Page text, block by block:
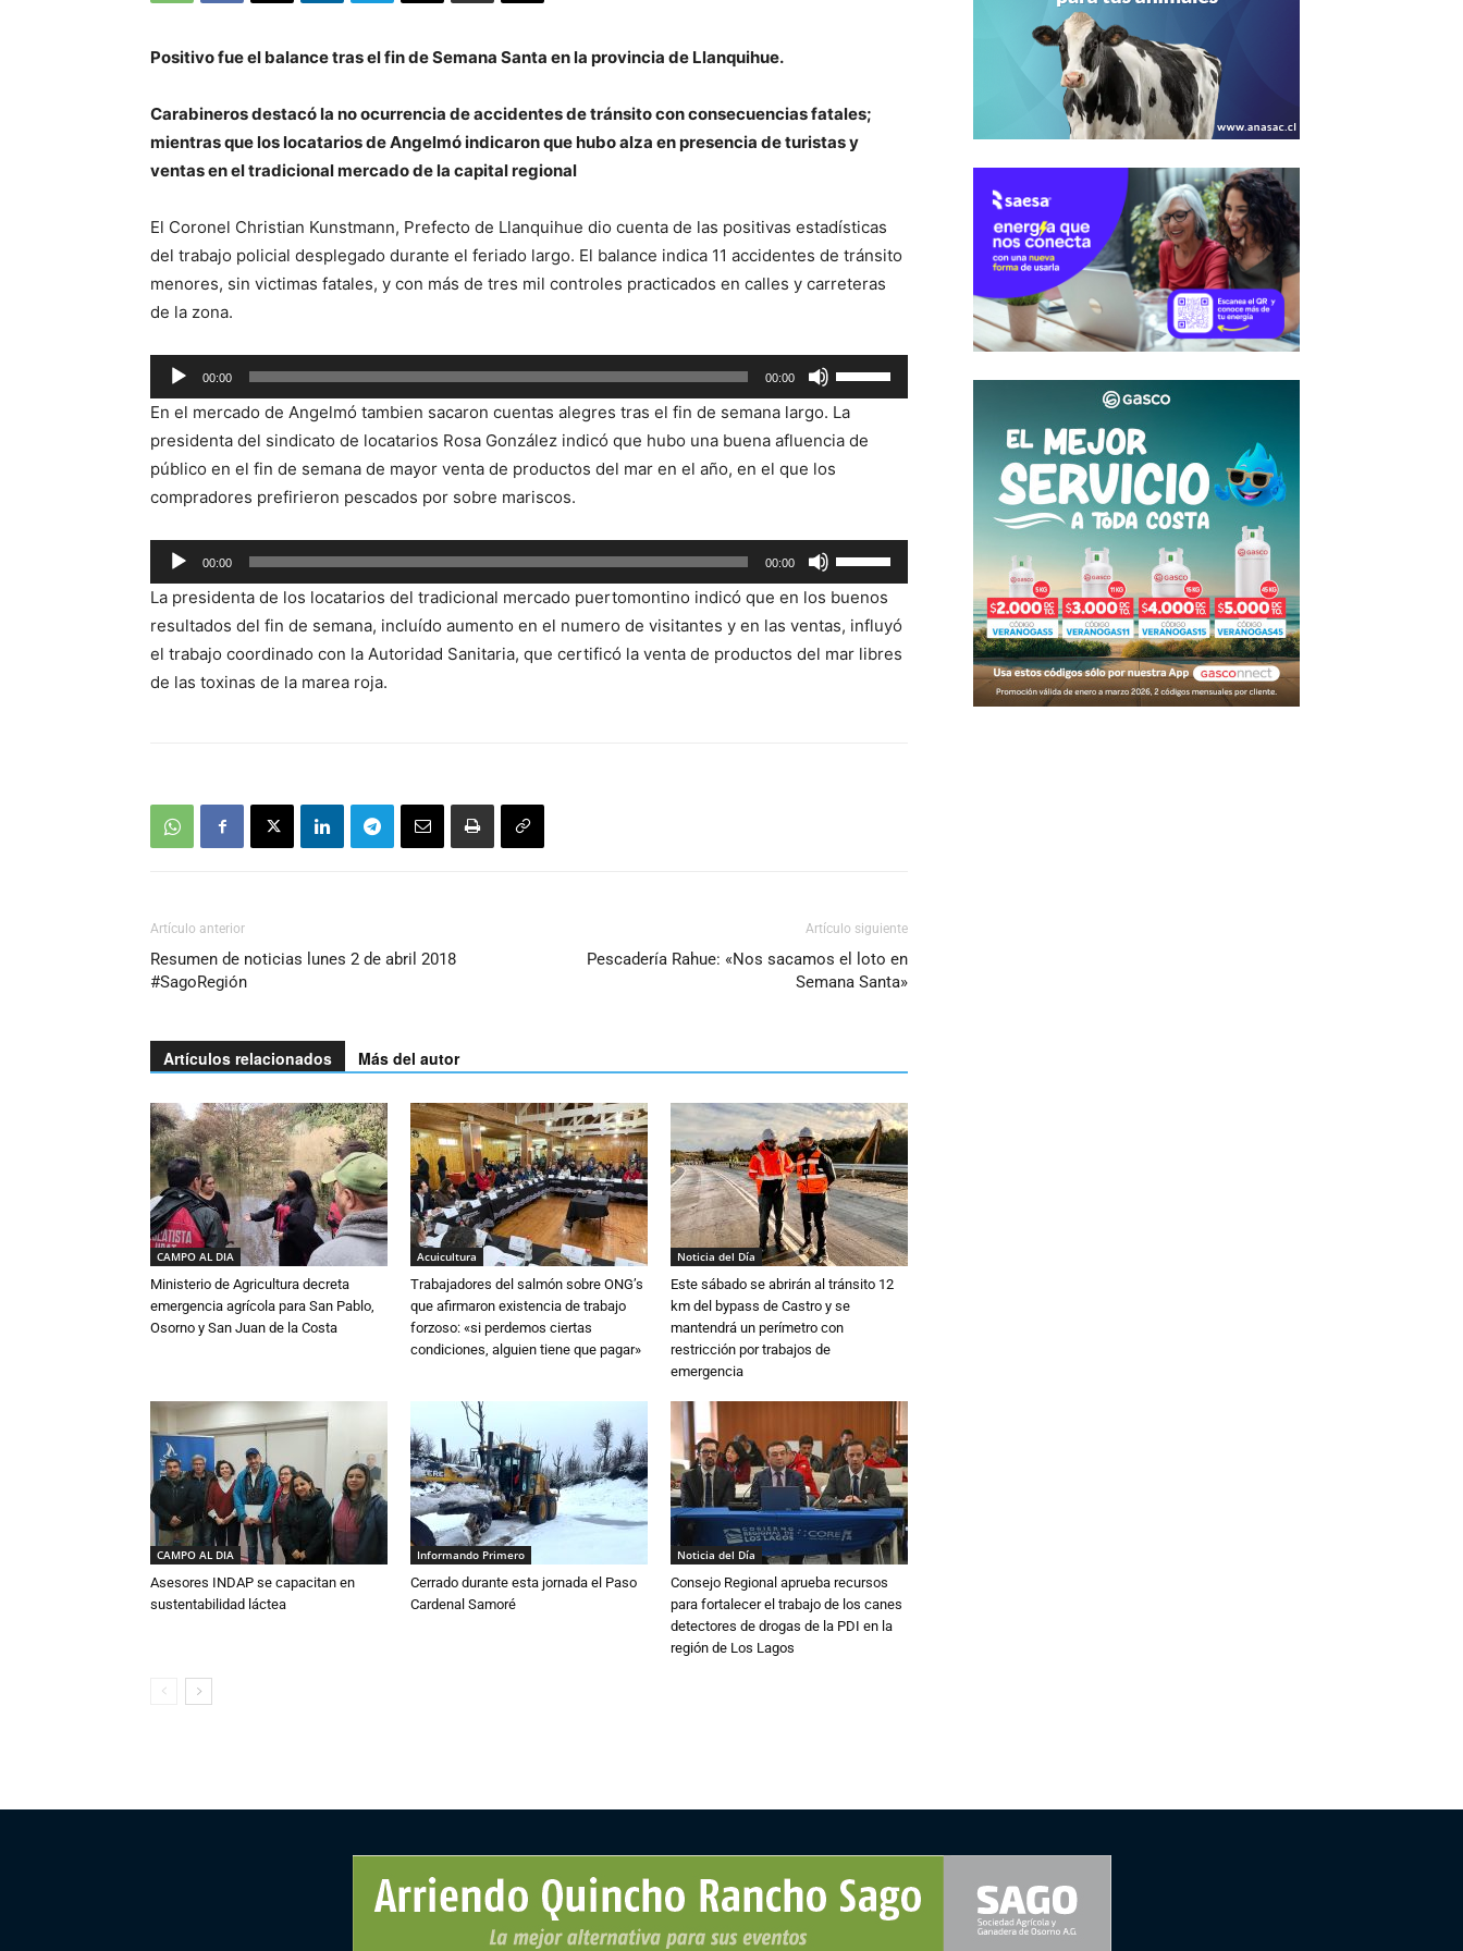
Positivo fue el balance tras el fin de Semana Santa en la provincia de Llanquihue.
Carabineros destacó la no ocurrencia de accidentes de tránsito con consecuencias fatales;
mientras que los locatarios de Angelmó indicaron que hubo alza en presencia de turistas y
ventas en el tradicional mercado de la capital regional
El Coronel Christian Kunstmann, Prefecto de Llanquihue dio cuenta de las positivas estadísticas
del trabajo policial desplegado durante el feriado largo. El balance indica 11 accidentes de tránsito
menores, sin victimas fatales, y con más de tres mil controles practicados en calles y carreteras
de la zona.
Reproductor
de
audio
00:00 00:00
las
teclas
de
para
aumentar
o
disminuir
el
En el mercado de Angelmó tambien sacaron cuentas alegres tras el fin de semana largo. La
presidenta del sindicato de locatarios Rosa González indicó que hubo una buena afluencia de
público en el fin de semana de mayor venta de productos del mar en el año, en el que los
compradores prefirieron pescados por sobre mariscos.
Reproductor
de
audio
00:00 00:00
las
teclas
de
flecha
La presidenta de los locatarios del tradicional mercado puertomontino indicó que en los buenos
resultados del fin de semana, incluído aumento en el numero de visitantes y en las ventas, influyó
el trabajo coordinado con la Autoridad Sanitaria, que certificó la venta de productos del mar libres
de las toxinas de la marea roja.
Artículo anterior
Resumen de noticias lunes 2 de abril 2018
#SagoRegión
Artículo siguiente
Pescadería Rahue: «Nos sacamos el loto en
Semana Santa»
Artículos relacionados Más del autor
CAMPO AL DIA
Ministerio de Agricultura decreta
emergencia agrícola para San Pablo,
Osorno y San Juan de la Costa
Acuicultura
Trabajadores del salmón sobre ONG’s
que afirmaron existencia de trabajo
forzoso: «si perdemos ciertas
condiciones, alguien tiene que pagar»
Noticia del Día
Este sábado se abrirán al tránsito 12
km del bypass de Castro y se
mantendrá un perímetro con
restricción por trabajos de
emergencia
CAMPO AL DIA
Asesores INDAP se capacitan en
sustentabilidad láctea
Informando Primero
Cerrado durante esta jornada el Paso
Cardenal Samoré
Noticia del Día
Consejo Regional aprueba recursos
para fortalecer el trabajo de los canes
detectores de drogas de la PDI en la
región de Los Lagos